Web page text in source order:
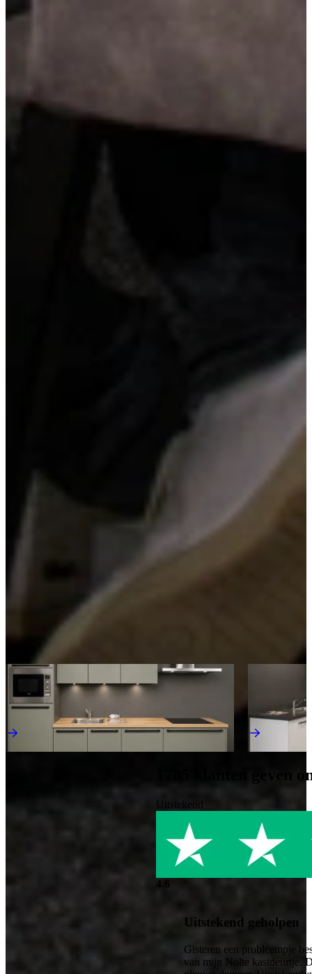
natuursteen met de voordelen van modern materiaal. Het is sterk,
onderhoudsvriendelijk en verkrijgbaar in diverse tinten en
structuren. Een stijlvolle keuze voor een keuken met karakter.
Kom langs en bekijk onze mega showrooms!
Een afspraak is altijd vrijblijvend. U krijgt het ontwerp en de offerte
mee naar huis! Rondleiding langs de keukens die aansluiten bij uw
wensen. Met uitgebreid advies van onze opgeleide keuken experts.
Afspraak maken
Ontdek meer keukens als deze
Aanbieding
Outlet Keuken Nora 150
Outlet Keukens
€ 3.795,-
klanten geven
Uitstekend
4.6
Uitstekend geholpen
Gisteren een probleempje
van mijn Nolte kastdeurtje.